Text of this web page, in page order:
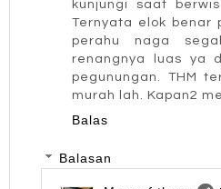
kunjungi saat
Ternyata elok benar
perahu naga
renangnya luas ya
pegunungan. THM
murah lah. Kapan2
Balas
Balasan